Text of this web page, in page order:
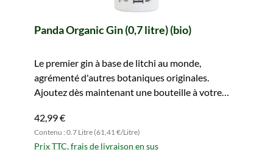
Panda Organic Gin (0,7 litre) (bio)
Le premier gin à base de litchi au monde,
agrémenté d'autres botaniques originales.
Ajoutez dès maintenant une bouteille à votre
42,99 €
Contenu : 0.7 Litre (61,41 €/Litre)
Prix TTC, frais de livraison en sus